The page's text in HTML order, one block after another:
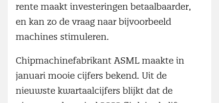
rente maakt investeringen betaalbaarder,
en kan zo de vraag naar bijvoorbeeld
machines stimuleren.
Chipmachinefabrikant ASML maakte in
januari mooie cijfers bekend. Uit de
nieuwste kwartaalcijfers blijkt dat de